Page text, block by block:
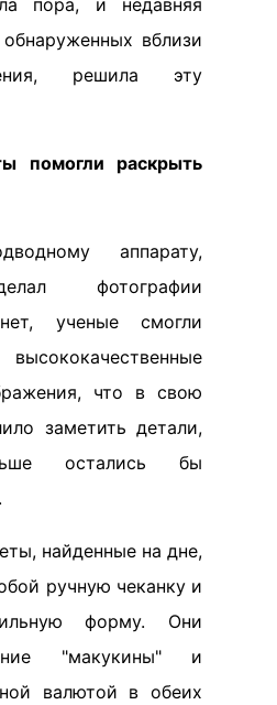
пора, и недавняя
вблизи
решила эту
помогли раскрыть
аппарату,
фотографии
ученые смогли
что в свою
заметить детали,
остались бы
найденные на дне,
ручную чеканку и
форму. Они
"макукины" и
валютой в обеих